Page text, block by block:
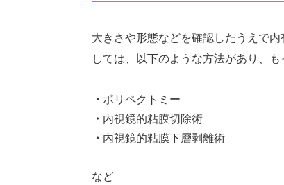
大きさや形態などを確認したうえで
しては、以下のような方法があり、も
ポリペクトミー
内視鏡的粘膜切除術
内視鏡的粘膜下層剥離術
など